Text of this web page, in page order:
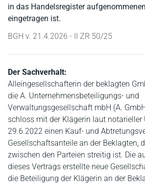
in das Handelsregister
eingetragen ist.
BGH v. 21.4.2026 - II ZR 50/25
Der Sachverhalt:
Alleingesellschafterin der beklagten
die A. Unternehmensbeteiligungs- und
Verwaltungsgesellschaft mbH (A.
schloss mit der Klägerin laut notarieller
29.6.2022 einen Kauf- und
Gesellschaftsanteile an der Beklagten,
zwischen den Parteien streitig ist. Die
dieses Vertrags erstellte neue
die Beteiligung der Klägerin an der